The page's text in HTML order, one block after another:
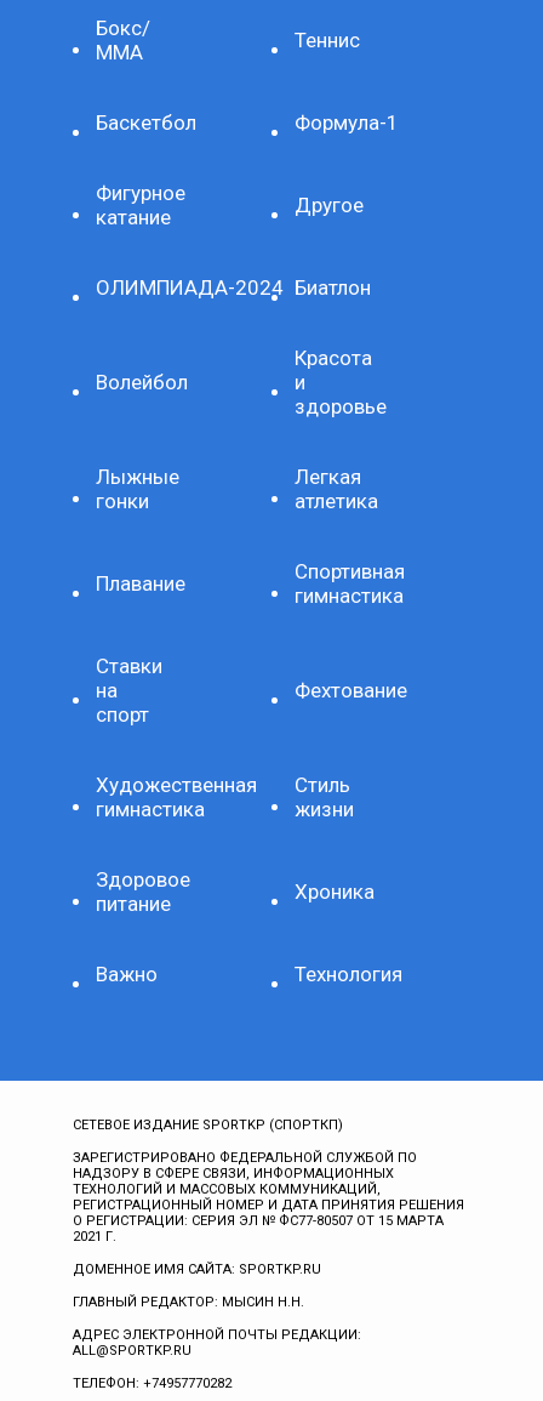
Бокс/
ММА
Теннис
Баскетбол Формула-1
Фигурное
катание
Другое
ОЛИМПИАДА-2024 Биатлон
Волейбол
Красота
и
здоровье
Лыжные
гонки
Легкая
атлетика
Плавание
Спортивная
гимнастика
Ставки
на
спорт
Фехтование
Художественная
гимнастика
Стиль
жизни
Здоровое
питание
Хроника
Важно Технология
СЕТЕВОЕ ИЗДАНИЕ SPORTKP (СПОРТКП)
ЗАРЕГИСТРИРОВАНО ФЕДЕРАЛЬНОЙ СЛУЖБОЙ ПО
НАДЗОРУ В СФЕРЕ СВЯЗИ, ИНФОРМАЦИОННЫХ
ТЕХНОЛОГИЙ И МАССОВЫХ КОММУНИКАЦИЙ,
РЕГИСТРАЦИОННЫЙ НОМЕР И ДАТА ПРИНЯТИЯ РЕШЕНИЯ
О РЕГИСТРАЦИИ: СЕРИЯ ЭЛ № ФС77-80507 ОТ 15 МАРТА
2021 Г.
ДОМЕННОЕ ИМЯ САЙТА: SPORTKP.RU
ГЛАВНЫЙ РЕДАКТОР: МЫСИН Н.Н.
АДРЕС ЭЛЕКТРОННОЙ ПОЧТЫ РЕДАКЦИИ:
ALL@SPORTKP.RU
ТЕЛЕФОН: +74957770282